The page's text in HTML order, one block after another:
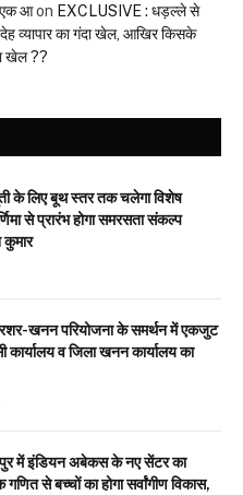
एक आon EXCLUSIVE : धड़ल्ले से
व्यापार का गंदा खेल, आखिर किसके
खेल ??
के लिए बूथ स्तर तक चलेगा विशेष
से प्रारंभ होगा समरसता संकल्प
कुमार
खनन परियोजना के समर्थन में एकजुट
कार्यालय व जिला खनन कार्यालय का
में इंडियन अबेकस के नए सेंटर का
से बच्चों का होगा सर्वांगीण विकास,